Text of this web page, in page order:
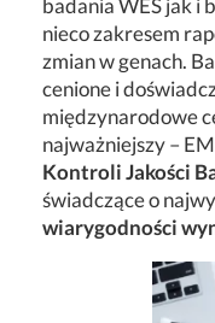
badania WES jak i
nieco zakresem
zmian w genach.
cenione i
międzynarodowe
najważniejszy –
Kontroli Jakości
świadczące o
wiarygodności